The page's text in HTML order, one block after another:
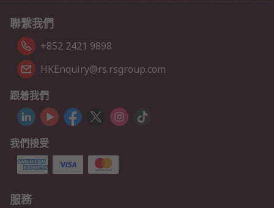
聯繫我們
+852 2421 9898
HKEnquiry@rs.rsgroup.com
跟着我們
我們接受
服務